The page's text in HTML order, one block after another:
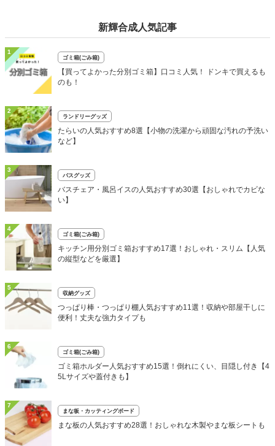
新輝合成人気記事
1
ゴミ箱(ごみ箱)
【買ってよかった分別ゴミ箱】口コミ人気！ ドンキで買えるも
のも！
2
ランドリーグッズ
たらいの人気おすすめ8選【小物の洗濯から頑固な汚れの予洗い
など】
3
バスグッズ
バスチェア・風呂イスの人気おすすめ30選【おしゃれでカビな
い】
4
ゴミ箱(ごみ箱)
キッチン用分別ゴミ箱おすすめ17選！おしゃれ・スリム【人気
の縦型などを厳選】
5
収納グッズ
つっぱり棒・つっぱり棚人気おすすめ11選！収納や部屋干しに
便利！丈夫な強力タイプも
6
ゴミ箱(ごみ箱)
ゴミ箱ホルダー人気おすすめ15選！倒れにくい、目隠し付き【4
5Lサイズや蓋付きも】
7
まな板・カッティングボード
まな板の人気おすすめ28選！おしゃれな木製やまな板シートも